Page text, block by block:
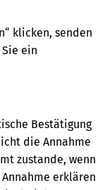
klicken, senden
ein
Bestätigung
die Annahme
zustande, wenn
erklären